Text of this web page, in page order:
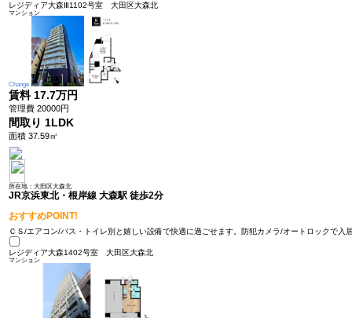
レジディア大森Ⅲ1102号室 大田区大森北
マンション
Change
賃料 17.7万円
管理費 20000円
間取り 1LDK
面積 37.59㎡
所在地：大田区大森北
JR京浜東北・根岸線 大森駅 徒歩2分
おすすめPOINT!
ＣＳ/エアコン/バス・トイレ別と嬉しい設備で快適に過ごせます。防犯カメラ/オートロックで入
レジディア大森1402号室 大田区大森北
マンション